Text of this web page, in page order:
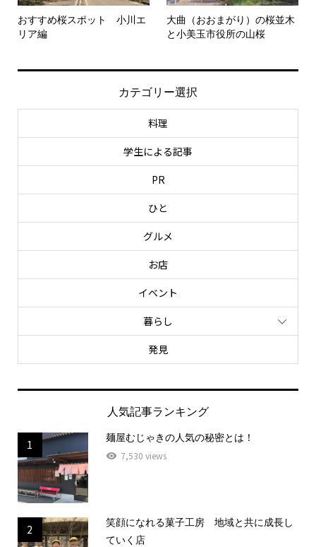
おすすめ桜スポット 小川エ
リア編
大曲（おおまがり）の桜並木
と小美玉市役所の山桜
カテゴリー選択
料理
学生による記事
PR
ひと
グルメ
お店
イベント
暮らし
発見
人気記事ランキング
1
麺屋むじゃきの人気の秘密とは！
7,530 views
2
笑顔になれる菓子工房 地域と共に成長し
ていく店